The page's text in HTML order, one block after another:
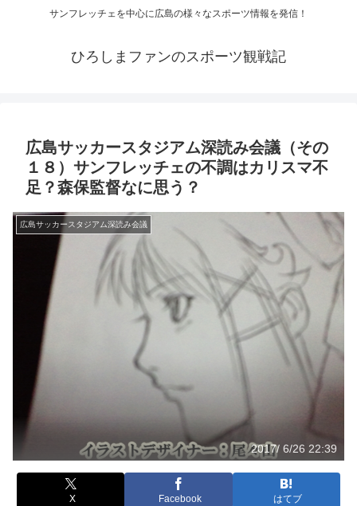
サンフレッチェを中心に広島の様々なスポーツ情報を発信！
ひろしまファンのスポーツ観戦記
広島サッカースタジアム深読み会議（その
１８）サンフレッチェの不調はカリスマ不
足？森保監督なに思う？
広島サッカースタジアム深読み会議
2017/ 6/26 22:39
X Facebook はてブ